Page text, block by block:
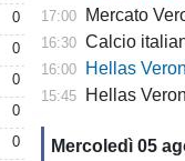
0
0
0
0
0
17:00 Mercato
16:30 Calcio
16:00 Hellas Verona,
15:45 Hellas
Mercoledì 05